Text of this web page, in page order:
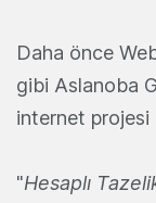
Daha önce
gibi Aslanoba
internet projesi
"Hesaplı